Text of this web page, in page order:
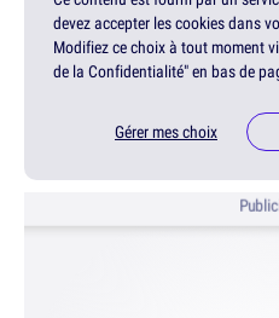
devez accepter les cookies dans
Modifiez ce choix à tout moment
de la Confidentialité" en bas de
Gérer mes choix